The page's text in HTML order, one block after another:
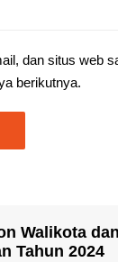
dan situs web
berikutnya.
Walikota
Tahun 2024